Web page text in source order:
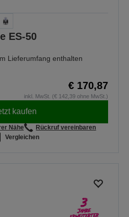
ES-50
Lieferumfang enthalten
€ 170,87
inkl. MwSt. (€ 142,39 ohne MwSt.)
kaufen
Nähe
Rückruf vereinbaren
Vergleichen